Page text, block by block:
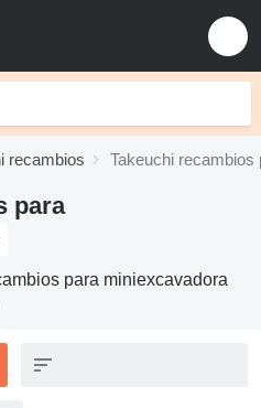
recambios Takeuchi
para
para miniexcavadora